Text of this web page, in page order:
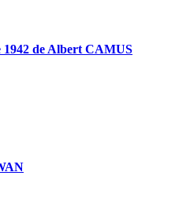
1942 de Albert CAMUS